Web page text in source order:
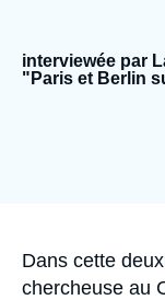
interviewée par
"Paris et Berlin
Accroche
Dans cette
chercheuse au